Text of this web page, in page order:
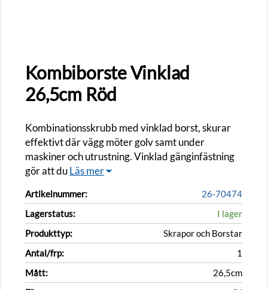
Kombiborste Vinklad
26,5cm Röd
Kombinationsskrubb med vinklad borst, skurar
effektivt där vägg möter golv samt under
maskiner och utrustning. Vinklad gänginfästning
gör att duLäs mer
Artikelnummer:
26-70474
Lagerstatus:
I lager
Produkttyp:
Skrapor och Borstar
Antal/frp:
1
Mått:
26,5cm